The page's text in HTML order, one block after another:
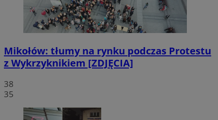
Mikołów: tłumy na rynku podczas Protestu
z Wykrzyknikiem [ZDJĘCIA]
38
35